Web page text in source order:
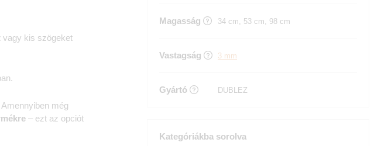
vagy kis szögeket
Amennyiben még
– ezt az opciót
Magasság 34 cm, 53 cm, 98 cm
Vastagság 3 mm
Gyártó DUBLEZ
Kategóriákba sorolva